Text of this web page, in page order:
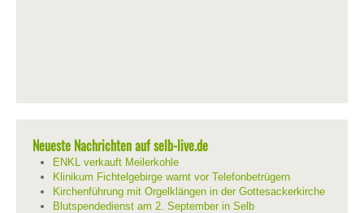
Neueste Nachrichten auf selb-live.de
ENKL verkauft Meilerkohle
Klinikum Fichtelgebirge warnt vor Telefonbetrügern
Kirchenführung mit Orgelklängen in der Gottesackerkirche
Blutspendedienst am 2. September in Selb